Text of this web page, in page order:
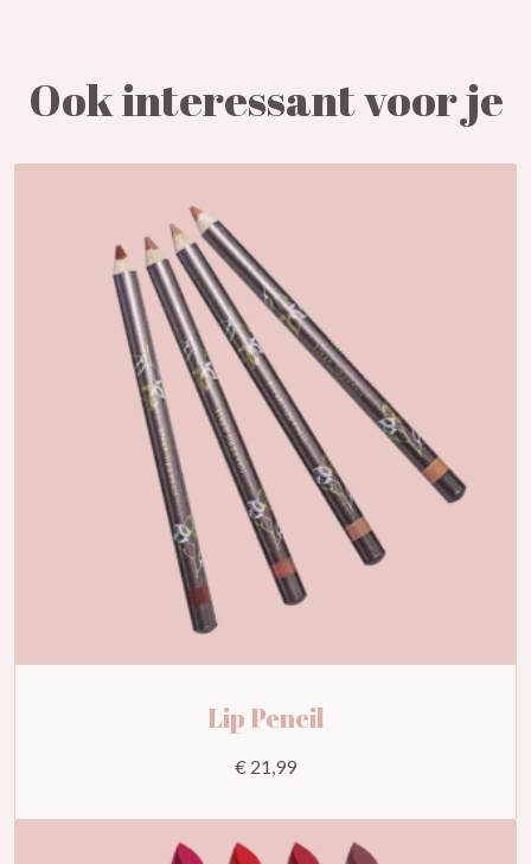
Ook interessant voor je
Lip Pencil
€ 21,99